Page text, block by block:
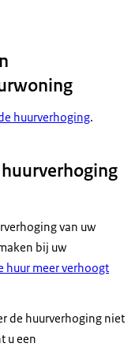
huurverhoging.
van uw
bij uw
huur meer verhoogt
de huurverhoging niet
u een